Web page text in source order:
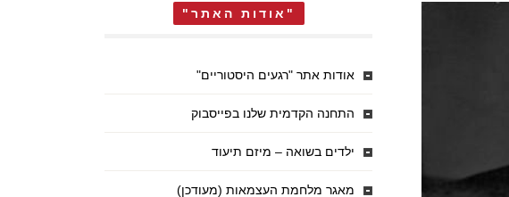
"אודות האתר"
אודות אתר "רגעים היסטוריים"
התחנה הקדמית שלנו בפייסבוק
ילדים בשואה – מיזם תיעוד
מאגר מלחמת העצמאות (מעודכן)